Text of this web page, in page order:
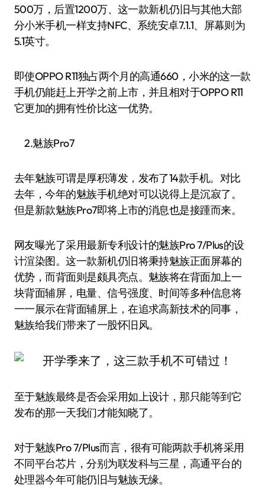
500万，后置1200万、这一款新机仍旧与其他大部
分小米手机一样支持NFC、系统安卓7.1.1、屏幕则为
5.1英寸。
即使OPPO R11独占两个月的高通660，小米的这一款
手机仍能赶上开学之前上市，并且相对于OPPO R11
它更加的拥有性价比这一优势。
2.魅族Pro7
去年魅族可谓是厚积薄发，发布了14款手机。对比
去年，今年的魅族手机绝对可以说得上是沉寂了。
但是新款魅族Pro7即将上市的消息也是接踵而来。
网友曝光了采用最新专利设计的魅族Pro 7/Plus的设
计渲染图。这一款新机仍旧将秉持魅族正面屏幕的
优势，而背面则是颇具亮点。魅族将在背面加上一
块背面辅屏，电量、信号强度、时间等多种信息将
一一展示在背面辅屏上，在追求高新技术的同事，
魅族给我们带来了一股怀旧风。
至于魅族最终是否会采用如上设计，那只能等到它
发布的那一天我们才能知晓了。
对于魅族Pro 7/Plus而言，很有可能两款手机将采用
不同平台芯片，分别为联发科与三星，高通平台的
处理器今年可能仍旧与魅族无缘。